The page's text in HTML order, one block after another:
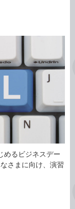
めるビジネスデー
さまに向け、演習